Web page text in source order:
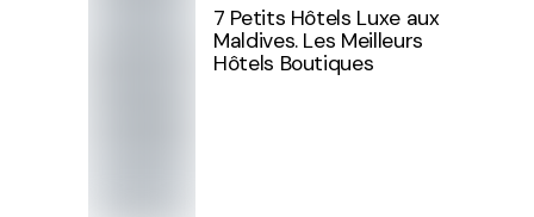
7 Petits Hôtels Luxe aux
Maldives. Les Meilleurs
Hôtels Boutiques